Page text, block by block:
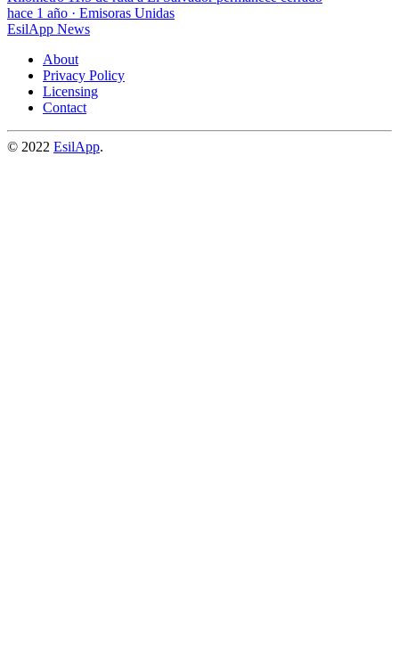
hace 1 año · Emisoras Unidas
EsilApp News
About
Privacy Policy
Licensing
Contact
© 2022 EsilApp.